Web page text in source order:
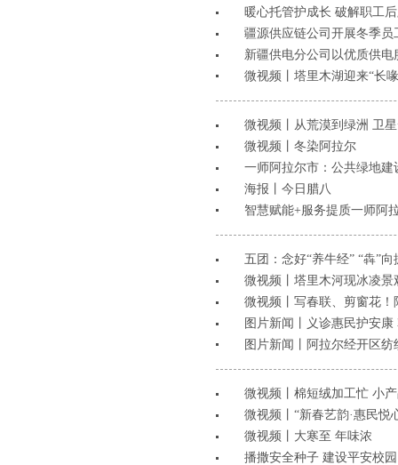
暖心托管护成长 破解职工
疆源供应链公司开展冬季员
新疆供电分公司以优质供
微视频丨塔里木湖迎来“长
微视频丨从荒漠到绿洲 卫
微视频丨冬染阿拉尔
一师阿拉尔市：公共绿地
海报丨今日腊八
智慧赋能+服务提质一师阿
五团：念好“养牛经” “犇”向
微视频丨塔里木河现冰凌景
微视频丨写春联、剪窗花
图片新闻丨义诊惠民护安
图片新闻丨阿拉尔经开区
微视频丨棉短绒加工忙 小
微视频丨“新春艺韵·惠民悦
微视频丨大寒至 年味浓
播撒安全种子 建设平安校园